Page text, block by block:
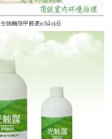
生物酶除甲醛產(chǎn)品